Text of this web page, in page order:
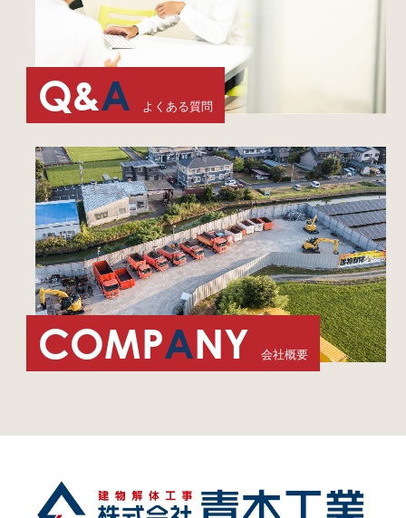
Q&A よくある質問
COMPANY 会社概要